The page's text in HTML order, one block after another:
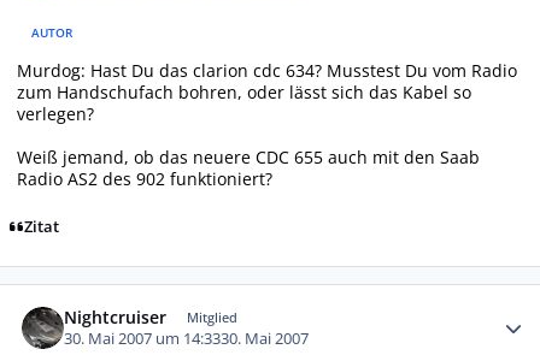
AUTOR
Murdog: Hast Du das clarion cdc 634? Musstest Du vom Radio
zum Handschufach bohren, oder lässt sich das Kabel so
verlegen?
Weiß jemand, ob das neuere CDC 655 auch mit den Saab
Radio AS2 des 902 funktioniert?
Zitat
Nightcruiser Mitglied
30. Mai 2007 um 14:3330. Mai 2007